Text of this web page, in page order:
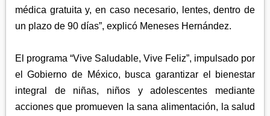
médica gratuita y, en caso necesario, lentes, dentro de
un plazo de 90 días”, explicó Meneses Hernández.
El programa “Vive Saludable, Vive Feliz”, impulsado por
el Gobierno de México, busca garantizar el bienestar
integral de niñas, niños y adolescentes mediante
acciones que promueven la sana alimentación, la salud